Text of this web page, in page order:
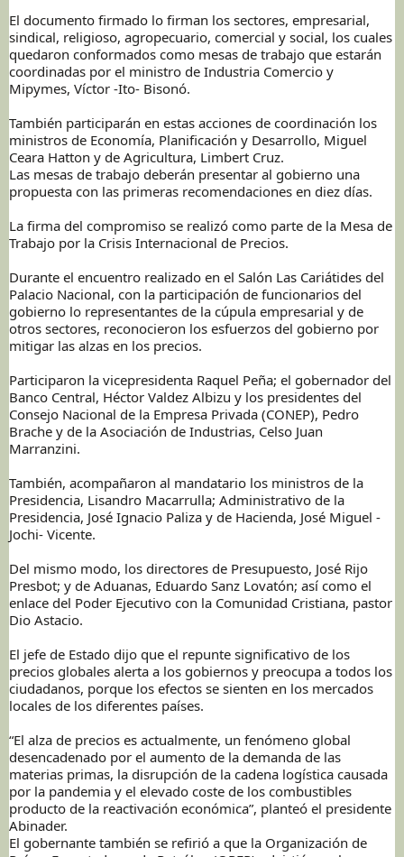
El documento firmado lo firman los sectores, empresarial,
sindical, religioso, agropecuario, comercial y social, los cuales
quedaron conformados como mesas de trabajo que estarán
coordinadas por el ministro de Industria Comercio y
Mipymes, Víctor -Ito- Bisonó.
También participarán en estas acciones de coordinación los
ministros de Economía, Planificación y Desarrollo, Miguel
Ceara Hatton y de Agricultura, Limbert Cruz.
Las mesas de trabajo deberán presentar al gobierno una
propuesta con las primeras recomendaciones en diez días.
La firma del compromiso se realizó como parte de la Mesa de
Trabajo por la Crisis Internacional de Precios.
Durante el encuentro realizado en el Salón Las Cariátides del
Palacio Nacional, con la participación de funcionarios del
gobierno lo representantes de la cúpula empresarial y de
otros sectores, reconocieron los esfuerzos del gobierno por
mitigar las alzas en los precios.
Participaron la vicepresidenta Raquel Peña; el gobernador del
Banco Central, Héctor Valdez Albizu y los presidentes del
Consejo Nacional de la Empresa Privada (CONEP), Pedro
Brache y de la Asociación de Industrias, Celso Juan
Marranzini.
También, acompañaron al mandatario los ministros de la
Presidencia, Lisandro Macarrulla; Administrativo de la
Presidencia, José Ignacio Paliza y de Hacienda, José Miguel -
Jochi- Vicente.
Del mismo modo, los directores de Presupuesto, José Rijo
Presbot; y de Aduanas, Eduardo Sanz Lovatón; así como el
enlace del Poder Ejecutivo con la Comunidad Cristiana, pastor
Dio Astacio.
El jefe de Estado dijo que el repunte significativo de los
precios globales alerta a los gobiernos y preocupa a todos los
ciudadanos, porque los efectos se sienten en los mercados
locales de los diferentes países.
“El alza de precios es actualmente, un fenómeno global
desencadenado por el aumento de la demanda de las
materias primas, la disrupción de la cadena logística causada
por la pandemia y el elevado coste de los combustibles
producto de la reactivación económica”, planteó el presidente
Abinader.
El gobernante también se refirió a que la Organización de